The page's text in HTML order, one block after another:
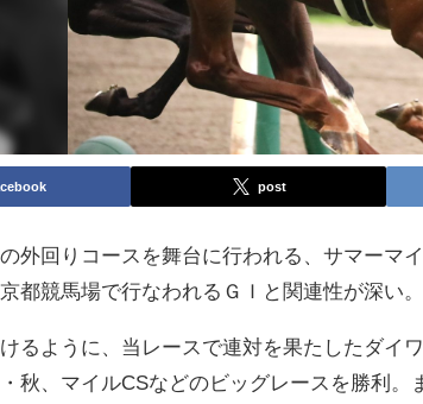
post
外回りコースを舞台に行われる、サマーマ
都競馬場で行なわれるＧＩと関連性が深い。
るように、当レースで連対を果たしたダイ
秋、マイルCSなどのビッグレースを勝利